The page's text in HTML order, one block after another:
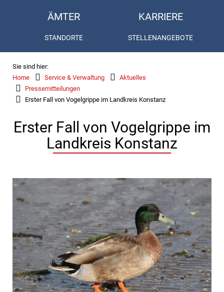
ÄMTER
STANDORTE
KARRIERE
STELLENANGEBOTE
Sie sind hier:
Home
Service & Verwaltung
Aktuelles
Pressemitteilungen
Erster Fall von Vogelgrippe im Landkreis Konstanz
Erster Fall von Vogelgrippe im
Landkreis Konstanz